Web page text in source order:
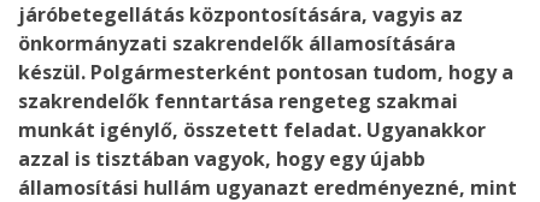
járóbetegellátás központosítására, vagyis az
önkormányzati szakrendelők államosítására
készül. Polgármesterként pontosan tudom, hogy a
szakrendelők fenntartása rengeteg szakmai
munkát igénylő, összetett feladat. Ugyanakkor
azzal is tisztában vagyok, hogy egy újabb
államosítási hullám ugyanazt eredményezné, mint